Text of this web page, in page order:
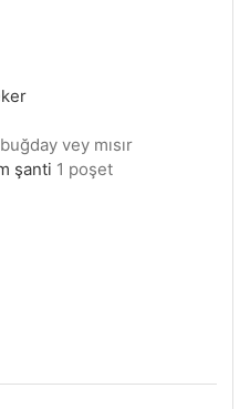
buğday vey mısır
şanti 1 poşet